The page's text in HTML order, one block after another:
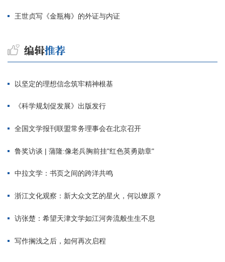
王世贞写《金瓶梅》的外证与内证
以坚定的理想信念筑牢精神根基
《科学规划促发展》出版发行
全国文学报刊联盟常务理事会在北京召开
鲁奖访谈 | 蒲隆:像老兵胸前挂"红色英勇勋章"
中拉文学：书页之间的跨洋共鸣
浙江文化观察：新大众文艺的星火，何以燎原？
访张楚：希望天津文学如江河奔流般生生不息
写作搁浅之后，如何再次启程